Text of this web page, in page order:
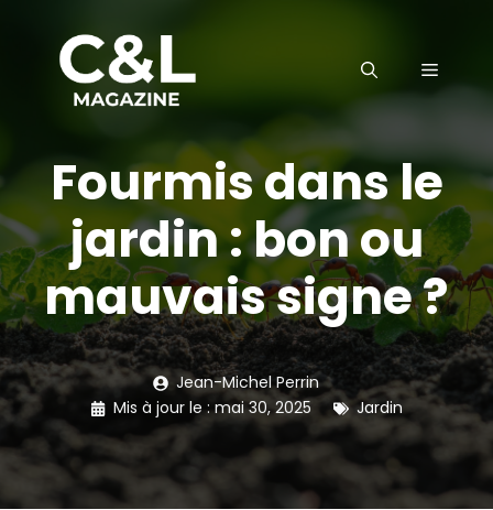
contenu
MENU
Fourmis dans le
jardin : bon ou
mauvais signe ?
Jean-Michel Perrin
Mis à jour le :mai 30, 2025 Jardin